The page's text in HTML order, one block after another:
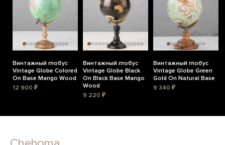
Винтажный глобус
Vintage Globe Colored
On Base Mango Wood
12 900 ₽
Винтажный глобус
Vintage Globe Black
On Black Base Mango
Wood
9 220 ₽
Винтажный глобус
Vintage Globe Green
Gold On Natural Base
9 340 ₽